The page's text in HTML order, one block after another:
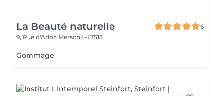
La Beauté naturelle
6
9, Rue d'Arlon Mersch L-L7513
Gommage